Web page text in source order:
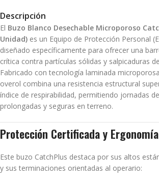
Descripción
El Buzo Blanco Desechable Microporoso
Unidad) es un Equipo de Protección Personal
diseñado específicamente para ofrecer una
crítica contra partículas sólidas y salpicaduras
Fabricado con tecnología laminada
overol combina una resistencia estructural
índice de respirabilidad, permitiendo jornadas
prolongadas y seguras en terreno.
Protección Certificada y
Este buzo CatchPlus destaca por sus altos
y sus terminaciones orientadas al operario: